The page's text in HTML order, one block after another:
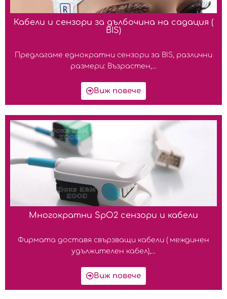
Кабели и сензори за дълбочина на садация (
BIS)
Предлагаме еднократни сензори за BIS, различни
размери: Възрастен,...
Виж повече
Многократни SpO2 сензори и кабели
Фирмата доставя свързващи кабели ( междинен
удължителен кабел),...
Виж повече